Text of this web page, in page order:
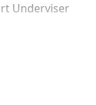
Underviser